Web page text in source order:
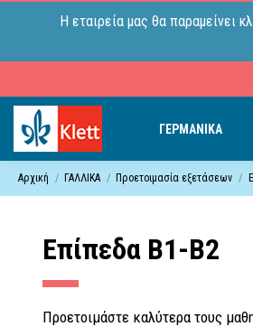
Η εταιρεία μας θα παραμείνει
ΓΕΡΜΑΝΙΚΑ
Αρχική ΓΑΛΛΙΚΑ Προετοιμασία εξετάσεων
Επίπεδα Β1-Β2
Προετοιμάστε καλύτερα τους